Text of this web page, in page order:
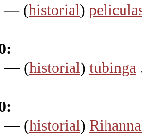
— (historial)
— (historial) tubinga
— (historial)